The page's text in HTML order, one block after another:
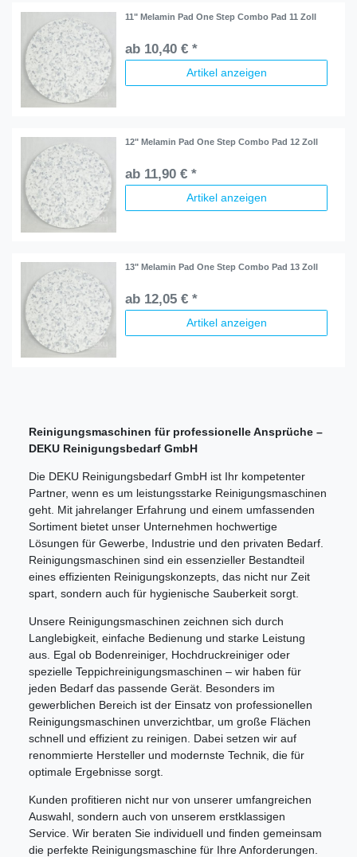
11" Melamin Pad One Step Combo Pad 11 Zoll
ab 10,40 € *
Artikel anzeigen
12" Melamin Pad One Step Combo Pad 12 Zoll
ab 11,90 € *
Artikel anzeigen
13" Melamin Pad One Step Combo Pad 13 Zoll
ab 12,05 € *
Artikel anzeigen
Reinigungsmaschinen für professionelle Ansprüche –
DEKU Reinigungsbedarf GmbH
Die DEKU Reinigungsbedarf GmbH ist Ihr kompetenter
Partner, wenn es um leistungsstarke Reinigungsmaschinen
geht. Mit jahrelanger Erfahrung und einem umfassenden
Sortiment bietet unser Unternehmen hochwertige
Lösungen für Gewerbe, Industrie und den privaten Bedarf.
Reinigungsmaschinen sind ein essenzieller Bestandteil
eines effizienten Reinigungskonzepts, das nicht nur Zeit
spart, sondern auch für hygienische Sauberkeit sorgt.
Unsere Reinigungsmaschinen zeichnen sich durch
Langlebigkeit, einfache Bedienung und starke Leistung
aus. Egal ob Bodenreiniger, Hochdruckreiniger oder
spezielle Teppichreinigungsmaschinen – wir haben für
jeden Bedarf das passende Gerät. Besonders im
gewerblichen Bereich ist der Einsatz von professionellen
Reinigungsmaschinen unverzichtbar, um große Flächen
schnell und effizient zu reinigen. Dabei setzen wir auf
renommierte Hersteller und modernste Technik, die für
optimale Ergebnisse sorgt.
Kunden profitieren nicht nur von unserer umfangreichen
Auswahl, sondern auch von unserem erstklassigen
Service. Wir beraten Sie individuell und finden gemeinsam
die perfekte Reinigungsmaschine für Ihre Anforderungen.